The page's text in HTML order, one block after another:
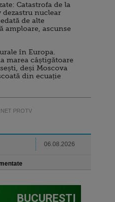
Catastrofa de la
nuclear
de alte
amploare, ascunse
în Europa.
marea câștigătoare
deși Moscova
din ecuație
PROTV
06.08.2026